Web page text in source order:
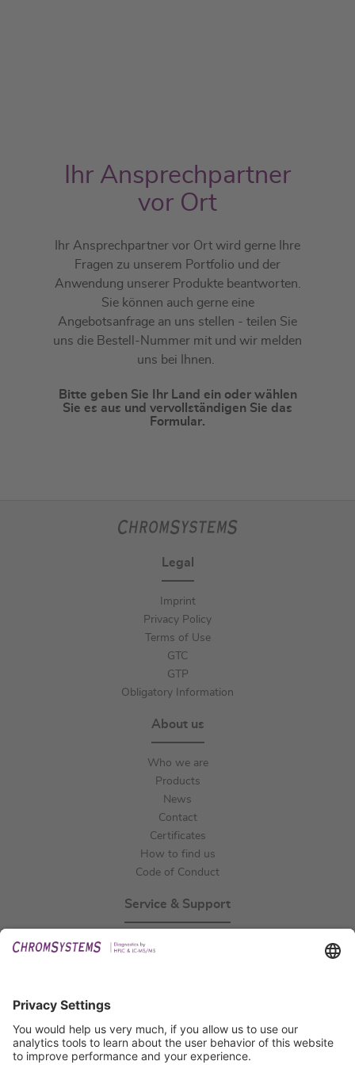
Ihr Ansprechpartner
vor Ort
Ihr Ansprechpartner vor Ort wird gerne Ihre
Fragen zu unserem Portfolio und der
Anwendung unserer Produkte beantworten.
Sie können auch gerne eine
Angebotsanfrage an uns stellen - teilen Sie
uns die Bestell-Nummer mit und wir melden
uns bei Ihnen.
Bitte geben Sie Ihr Land ein oder wählen
Sie es aus und vervollständigen Sie das
Formular.
Legal
Imprint
Privacy Policy
Terms of Use
GTC
GTP
Obligatory Information
About us
Who we are
Products
News
Contact
Certificates
How to find us
Code of Conduct
Service & Support
Certification